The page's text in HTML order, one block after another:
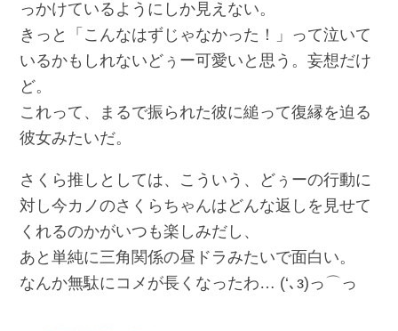
っかけているようにしか見えない。
きっと「こんなはずじゃなかった！」って泣いて
いるかもしれないどぅー可愛いと思う。妄想だけ
ど。
これって、まるで振られた彼に縋って復縁を迫る
彼女みたいだ。
さくら推しとしては、こういう、どぅーの行動に
対し今カノのさくらちゃんはどんな返しを見せて
くれるのかがいつも楽しみだし、
あと単純に三角関係の昼ドラみたいで面白い。
なんか無駄にコメが長くなったわ… (‘､з)っ⌒っ